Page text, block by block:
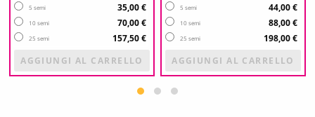
5 semi 35,00 €
10 semi 70,00 €
25 semi
157,50 €
AGGIUNGI AL CARRELLO
5 semi 44,00 €
10 semi 88,00 €
25 semi
198,00 €
AGGIUNGI AL CARRELLO